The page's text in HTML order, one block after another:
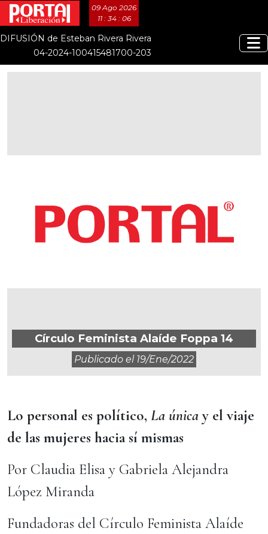
09 Ago 2026
11 : 34 : 07
DIFUSIÓN de Esteban Rivera Rivera
04-2024-100415481700-203
Círculo Feminista Alaíde Foppa 14
Publicado el 19/ene/2022
Lo personal es político, La únicay el viaje
de las mujeres hacia sí mismas
Por Claudia Elisa y Gabriela Alejandra
López Miranda
Fundadoras del Círculo Feminista Alaíde